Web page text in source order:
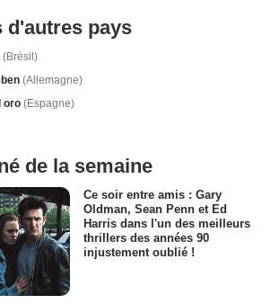
d'autres pays
(Brésil)
(Allemagne)
oro (Espagne)
de la semaine
Ce soir entre amis : Gary
Oldman, Sean Penn et Ed
Harris dans l'un des meilleurs
thrillers des années 90
injustement oublié !